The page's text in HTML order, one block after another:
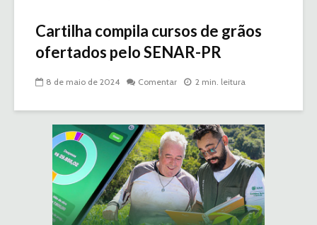
Cartilha compila cursos de grãos
ofertados pelo SENAR-PR
8 de maio de 2024 Comentar 2 min. leitura